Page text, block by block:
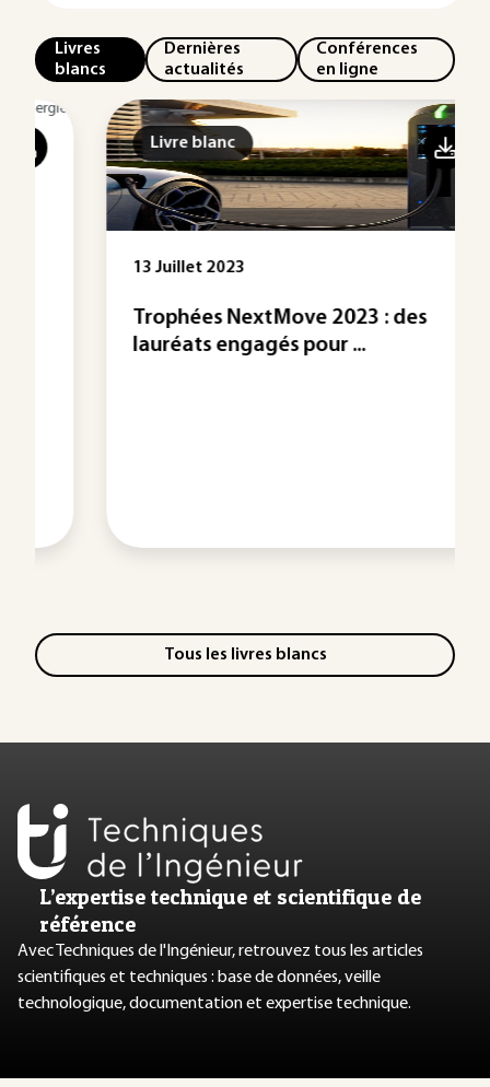
Livres
blancs
Dernières
actualités
Conférences
en ligne
Livre blanc
13 Juillet 2023
Trophées NextMove 2023 : des
lauréats engagés pour ...
Tous les livres blancs
L’expertise technique et scientifique de
référence
Avec Techniques de l'Ingénieur, retrouvez tous les articles
scientifiques et techniques : base de données, veille
technologique, documentation et expertise technique.